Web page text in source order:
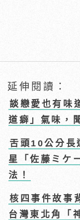
延伸閱讀：
談戀愛也有味
道癖」氣味，
舌頭10公分長
星「佐藤ミケ
法！
核四事件故事
台灣東北角「